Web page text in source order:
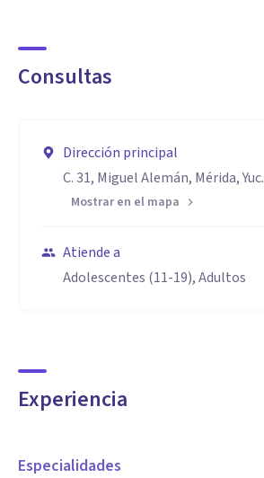
Consultas
Dirección principal
C. 31, Miguel Alemán, Mérida, Yuc.
Mostrar en el mapa
Atiende a
Adolescentes (11-19), Adultos
Experiencia
Especialidades